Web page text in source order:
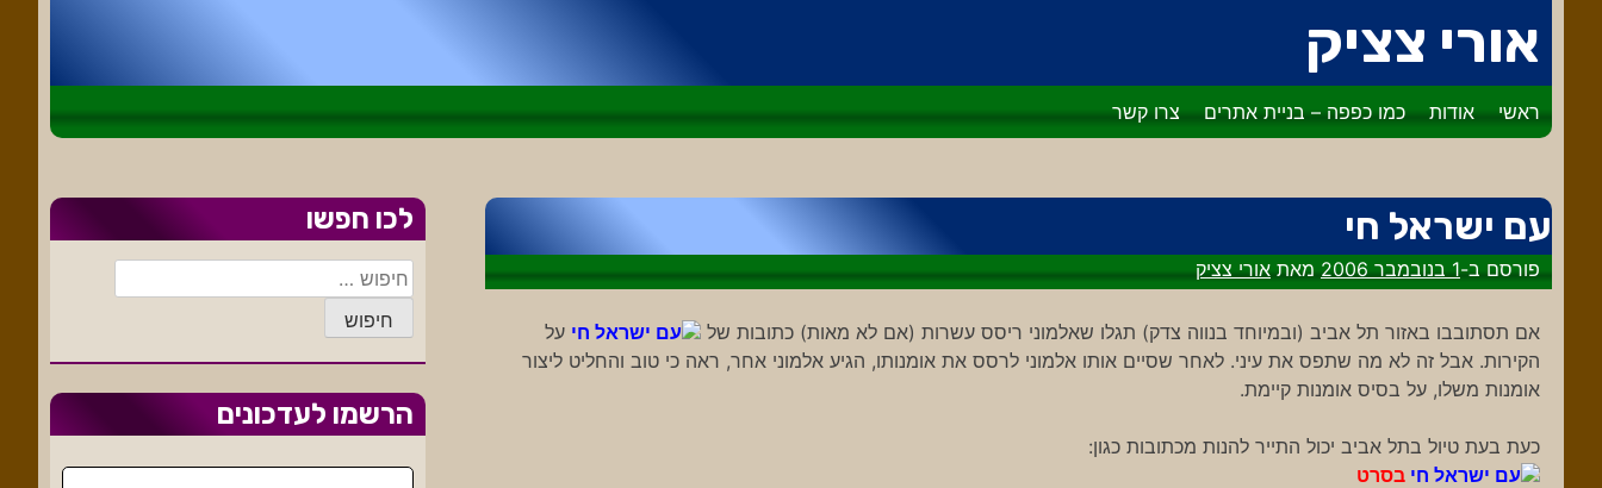
לתוכן
אורי צציק
ראשי אודות כמו כפפה – בניית אתרים צרו קשר
עם ישראל חי
פורסם ב-1 בנובמבר 2006 מאתאורי צציק
אם תסתובבו באזור תל אביב (ובמיוחד בנווה צדק) תגלו שאלמוני ריסס עשרות (אם לא מאות) כתובות של עם ישראל חי על
הקירות. אבל זה לא מה שתפס את עיני. לאחר שסיים אותו אלמוני לרסס את אומנותו, הגיע אלמוני אחר, ראה כי טוב והחליט ליצור
אומנות משלו, על בסיס אומנות קיימת.
כעת בעת טיול בתל אביב יכול התייר להנות מכתובות כגון:
עם ישראל חי בסרט
לכו חפשו
חיפוש:
הרשמו לעדכונים